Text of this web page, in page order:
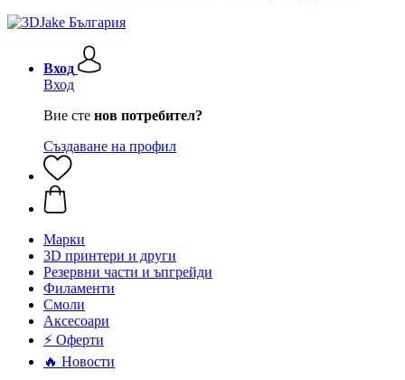
Вход
Вход
Вие сте нов потребител?
Създаване на профил
Mарки
3D принтери и други
Резервни части и ъпгрейди
Филаменти
Смоли
Аксесоари
⚡ Оферти
🔥 Новости